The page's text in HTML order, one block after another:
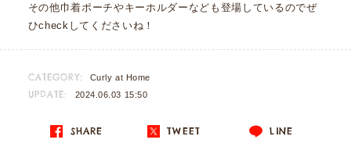
その他巾着ポーチやキーホルダーなども登場しているのでぜ
ひcheckしてくださいね！
CATEGORY: Curly at Home
UPDATE: 2024.06.03 15:50
SHARE TWEET LINE